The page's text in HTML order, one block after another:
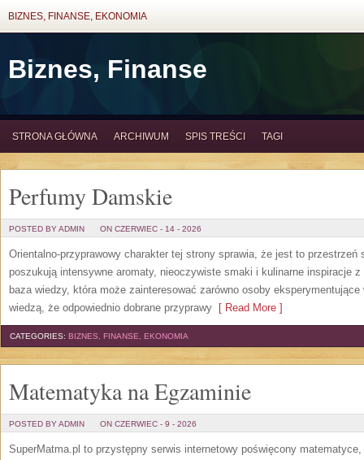
BIZNES, FINANSE, EKONOMIA
Biznes, Finanse
STRONA GŁÓWNA ARCHIWUM SPIS TREŚCI TAGI
Perfumy Damskie
POSTED BY ADMIN ON CZERWIEC - 14 - 2026
Orientalno-przyprawowy charakter tej strony sprawia, że jest to
poszukują intensywne aromaty, nieoczywiste smaki i kulinarne inspiracje
baza wiedzy, która może zainteresować zarówno osoby
wiedzą, że odpowiednio dobrane przyprawy [ Read More ]
CATEGORIES: BIZNES, FINANSE, EKONOMIA
Matematyka na Egzaminie
POSTED BY ADMIN ON CZERWIEC - 9 - 2026
SuperMatma.pl to przystępny serwis internetowy poświęcony